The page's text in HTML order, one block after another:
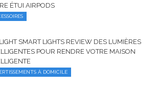
ÉTUI AIRPODS
SMART LIGHTS REVIEW DES LUMIÈRES
POUR RENDRE VOTRE MAISON
À DOMICILE